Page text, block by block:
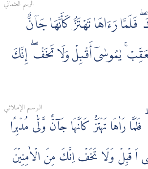
رَءَاهَا تَهْتَزُّ كَأَنَّهَا جَآنٌّ
يٰمُوسٰىٓ أَقْبِلْ وَلَا تَخَفْ ۖ إِنَّكَ
الـرسـم الإمـلائـي
رَاٰهَا تَهۡتَزُّ كَاَنَّهَا جَآنٌّ وَّلّٰى مُدۡبِرًا
اَ قۡبِلۡ وَلَا تَخَفۡ‌ اِنَّكَ مِنَ الۡاٰمِنِيۡنَ